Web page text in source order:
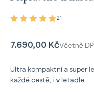
21
7.690,00 KčVčetně
Ultra kompaktní a super
každé cestě, i v letadle.